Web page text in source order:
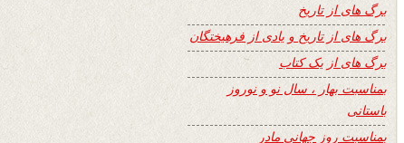
برگ های از تاریخ
برگ های از تاریخ و یادی از فرهیختگان
برگ های از یک کتاب
بمناسبت بهار ، سال نو و نوروز
باستانی
بمناسبت روز جهانی مادر